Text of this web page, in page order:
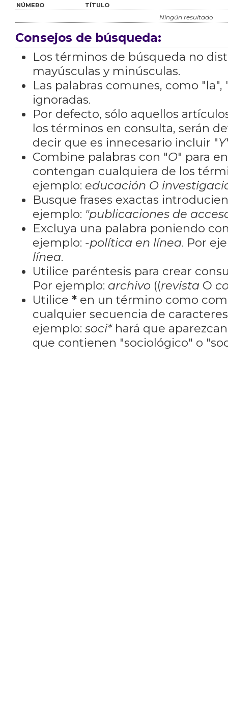
NÚMERO TÍTULO
Ningún resultado
Consejos de búsqueda:
Los términos de búsqueda no
mayúsculas y minúsculas.
Las palabras comunes, como "la",
ignoradas.
Por defecto, sólo aquellos
los términos en consulta, serán
decir que es innecesario incluir "Y
Combine palabras con "O" para
contengan cualquiera de los
ejemplo: educación O
Busque frases exactas
ejemplo: "publicaciones de
Excluya una palabra poniendo
ejemplo: -política en línea. Por
línea.
Utilice paréntesis para crear
Por ejemplo: archivo ((revista O
Utilice *en un término como
cualquier secuencia de
ejemplo: soci*hará que
que contienen "sociológico" o